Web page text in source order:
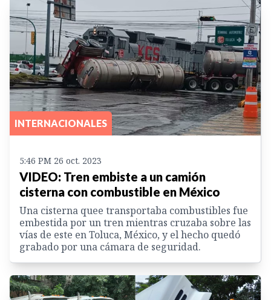
INTERNACIONALES
5:46 PM 26 oct. 2023
VIDEO: Tren embiste a un camión
cisterna con combustible en México
Una cisterna quee transportaba combustibles fue
embestida por un tren mientras cruzaba sobre las
vías de este en Toluca, México, y el hecho quedó
grabado por una cámara de seguridad.